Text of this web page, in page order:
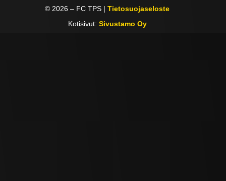
© 2026 – FC TPS |Tietosuojaseloste
Kotisivut: Sivustamo Oy